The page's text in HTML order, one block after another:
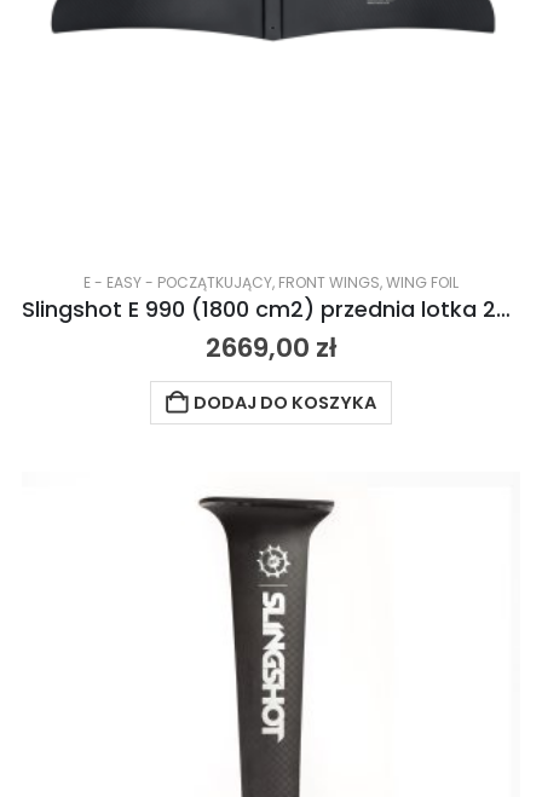
E - EASY - POCZĄTKUJĄCY, FRONT WINGS,WING FOIL
Slingshot E 990 (1800 cm2) przednia lotka 2023
2669,00 zł
DODAJ DO KOSZYKA